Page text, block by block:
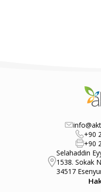
+90
+90
Selahaddin
1538. Sokak
34517